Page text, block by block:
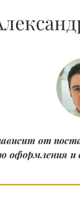
от
оформления и